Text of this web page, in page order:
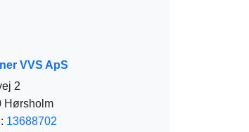
VVS ApS
2
Hørsholm
13688702